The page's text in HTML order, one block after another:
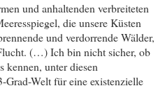
und anhaltenden verbreiteten
die unsere Küsten
und verdorrende Wälder,
(…) Ich bin nicht sicher, ob
kennen, unter diesen
Welt für eine existenzielle